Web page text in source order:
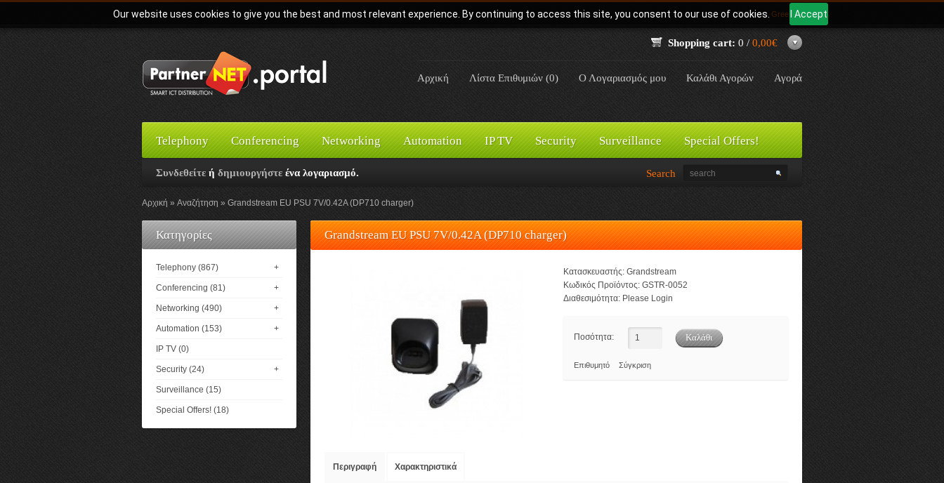
Our website uses cookies to give you the best and most relevant experience. By continuing to access this site, you consent to our use of cookies. I Accept
Γλώσσα: Greek
Shopping cart: 0 / 0,00€
Αρχική Λίστα Επιθυμιών (0) Ο Λογαριασμός μου Καλάθι Αγορών Αγορά
Telephony Conferencing Networking Automation IP TV Security Surveillance Special Offers!
Συνδεθείτε ή δημιουργήστε ένα λογαριασμό. Search
Αρχική Αναζήτηση Grandstream EU PSU 7V/0.42A (DP710 charger)
Κατηγορίες
Telephony (867) +
Conferencing (81) +
Networking (490) +
Automation (153) +
IP TV (0)
Security (24) +
Surveillance (15)
Special Offers! (18)
Grandstream EU PSU 7V/0.42A (DP710 charger)
Κατασκευαστής: Grandstream
Κωδικός Προϊόντος: GSTR-0052
Διαθεσιμότητα: Please Login
Ποσότητα:
Επιθυμητό Σύγκριση
Περιγραφή Χαρακτηριστικά